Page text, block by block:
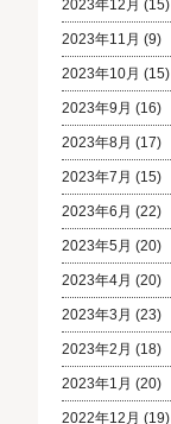
2023年12月 (15)
2023年11月 (9)
2023年10月 (15)
2023年9月 (16)
2023年8月 (17)
2023年7月 (15)
2023年6月 (22)
2023年5月 (20)
2023年4月 (20)
2023年3月 (23)
2023年2月 (18)
2023年1月 (20)
2022年12月 (19)